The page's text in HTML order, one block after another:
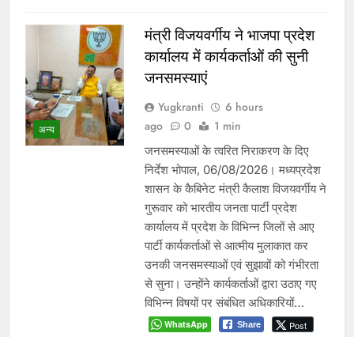
अन्य
मंत्री विजयवर्गीय ने भाजपा प्रदेश
कार्यालय में कार्यकर्ताओं की सुनी
जनसमस्याएं
Yugkranti
6 hours
ago
0 1 min
जनसमस्याओं के त्वरित निराकरण के दिए
निर्देश भोपाल, 06/08/2026। मध्यप्रदेश
शासन के कैबिनेट मंत्री कैलाश विजयवर्गीय ने
गुरूवार को भारतीय जनता पार्टी प्रदेश
कार्यालय में प्रदेश के विभिन्न जिलों से आए
पार्टी कार्यकर्ताओं से आत्मीय मुलाकात कर
उनकी जनसमस्याओं एवं सुझावों को गंभीरता
से सुना। उन्होंने कार्यकर्ताओं द्वारा उठाए गए
विभिन्न विषयों पर संबंधित अधिकारियों…
WhatsApp Share Post